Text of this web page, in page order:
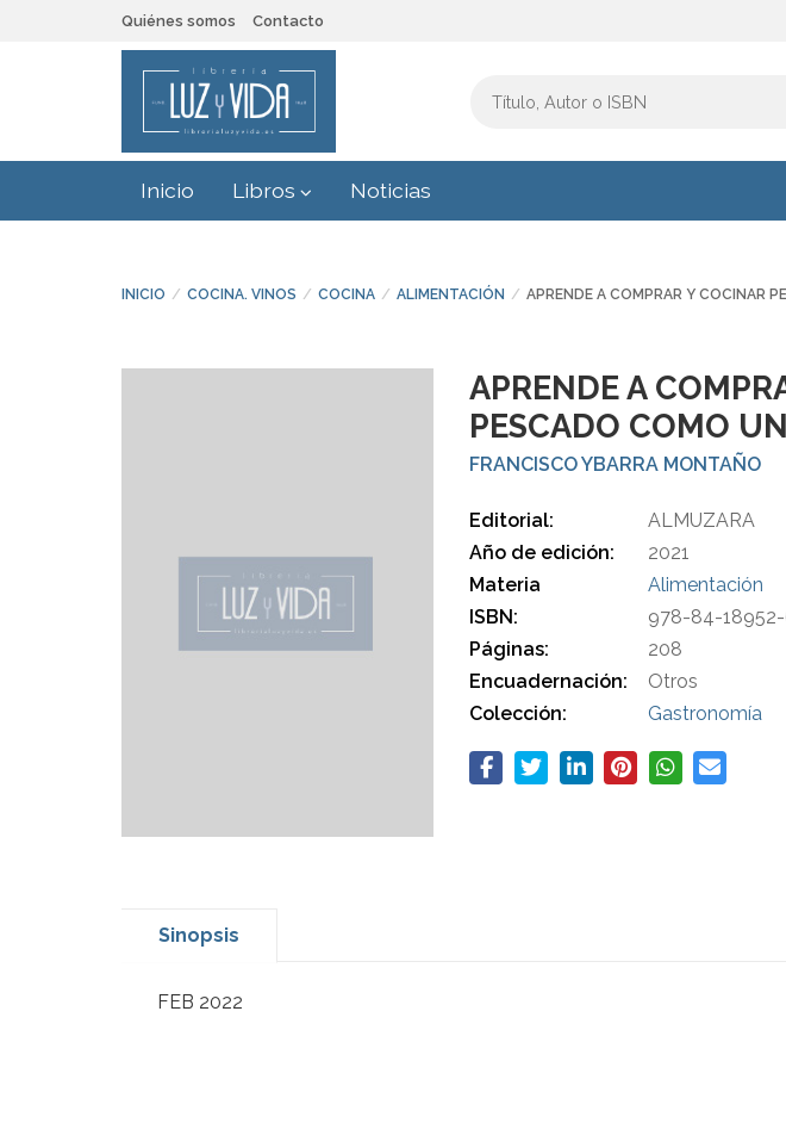
Quiénes somos Contacto
Inicio Libros Noticias
INICIO COCINA. VINOS COCINA ALIMENTACIÓN APRENDE A COMPRAR Y COCINAR
APRENDE A
PESCADO COMO
FRANCISCO YBARRA MONTAÑO
Editorial:
ALMUZARA
Año de edición:
2021
Materia
Alimentación
ISBN:
978-84-
Páginas:
208
Encuadernación:
Otros
Colección:
Gastronomía
Sinopsis
FEB 2022